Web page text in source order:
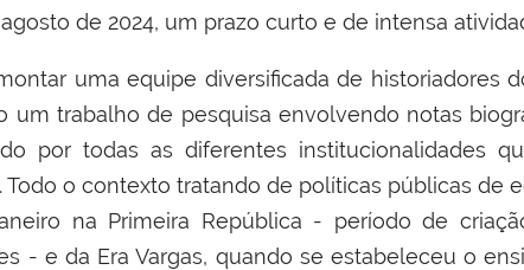
de 2024, um prazo curto e de intensa
uma equipe diversificada de historiadores
um trabalho de pesquisa envolvendo notas
por todas as diferentes institucionalidades
Todo o contexto tratando de políticas públicas de
na Primeira República - período de
- e da Era Vargas, quando se estabeleceu o